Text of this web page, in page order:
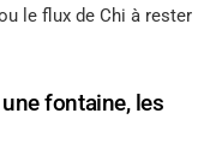
le flux de Chi à rester
fontaine, les